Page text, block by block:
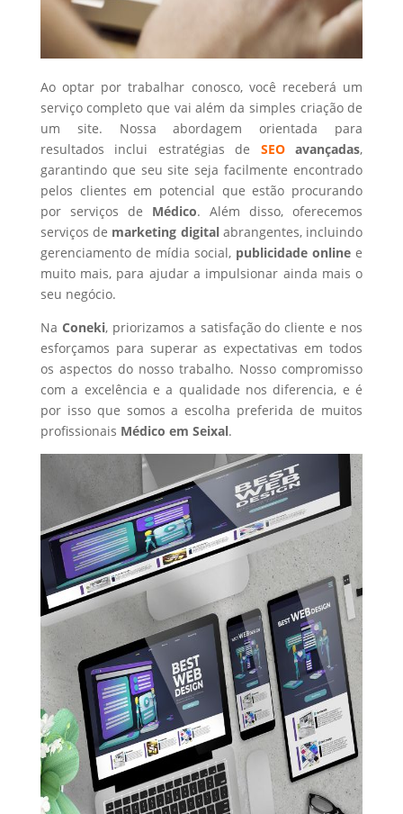
Ao optar por trabalhar conosco, você receberá um
serviço completo que vai além da simples criação de
um site. Nossa abordagem orientada para
resultados inclui estratégias de SEOavançadas,
garantindo que seu site seja facilmente encontrado
pelos clientes em potencial que estão procurando
por serviços de Médico. Além disso, oferecemos
serviços de marketing digital abrangentes, incluindo
gerenciamento de mídia social, publicidade online e
muito mais, para ajudar a impulsionar ainda mais o
seu negócio.
Na Coneki, priorizamos a satisfação do cliente e nos
esforçamos para superar as expectativas em todos
os aspectos do nosso trabalho. Nosso compromisso
com a excelência e a qualidade nos diferencia, e é
por isso que somos a escolha preferida de muitos
profissionais Médico em Seixal.